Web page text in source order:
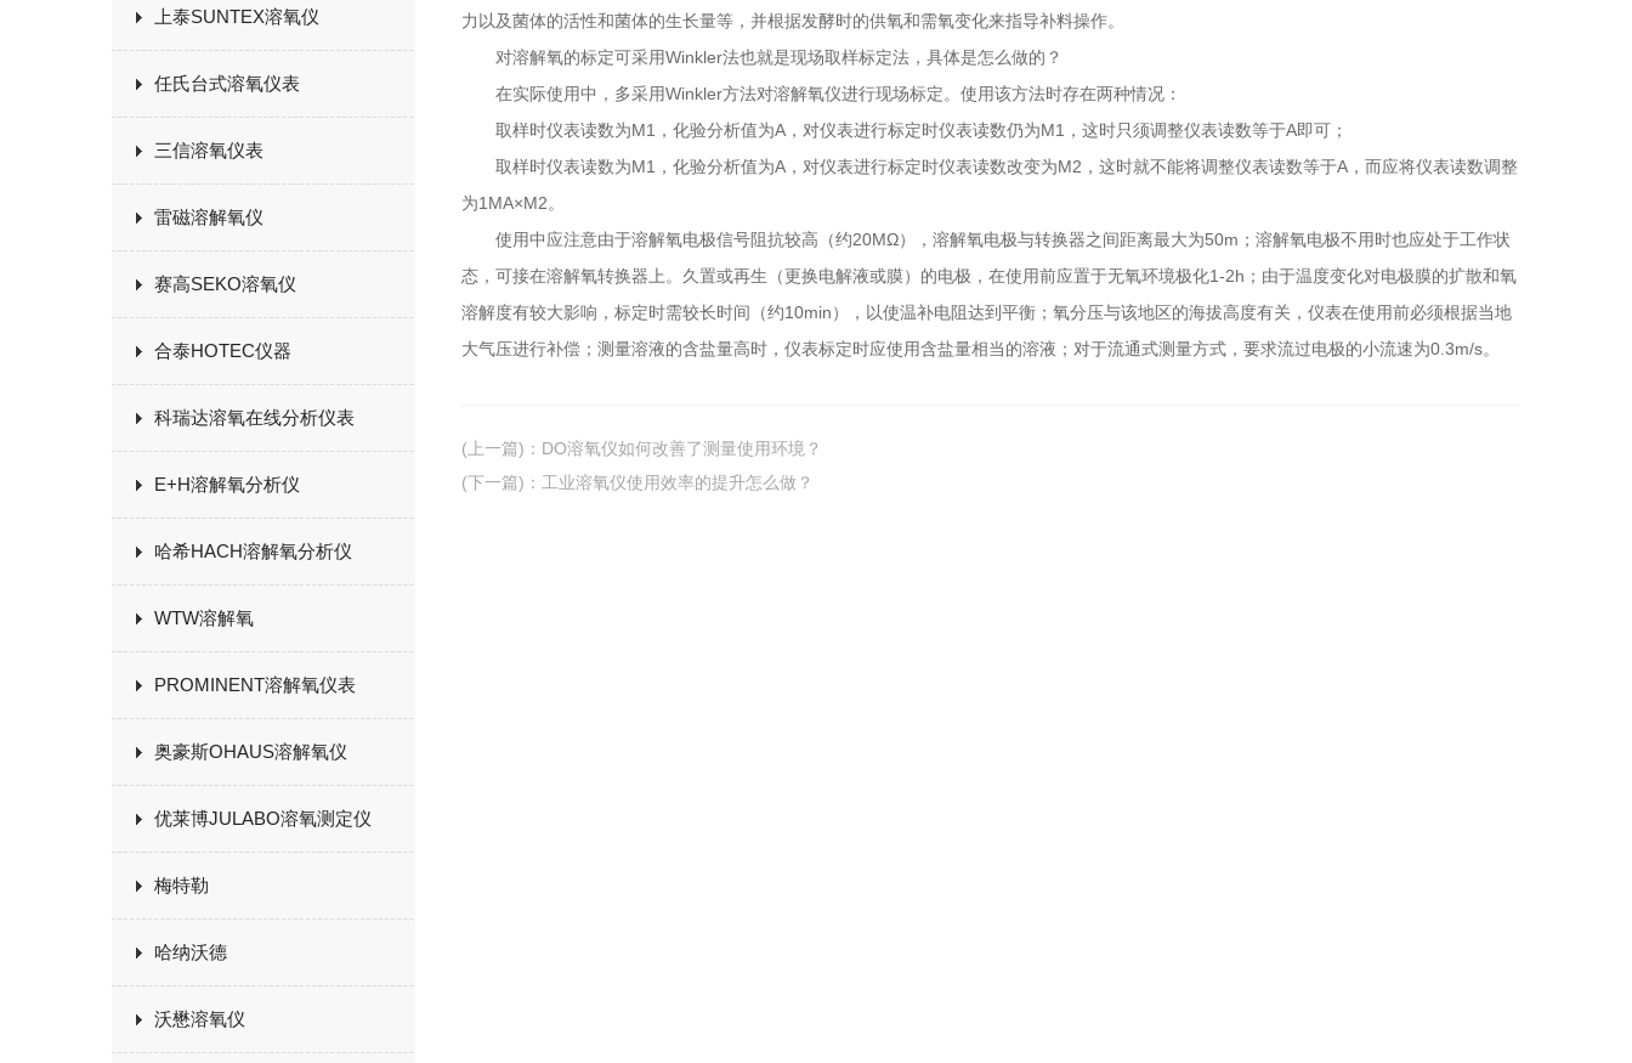
上泰SUNTEX溶氧仪
任氏台式溶氧仪表
三信溶氧仪表
雷磁溶解氧仪
赛高SEKO溶氧仪
合泰HOTEC仪器
科瑞达溶氧在线分析仪表
E+H溶解氧分析仪
哈希HACH溶解氧分析仪
WTW溶解氧
PROMINENT溶解氧仪表
奥豪斯OHAUS溶解氧仪
优莱博JULABO溶氧测定仪
梅特勒
哈纳沃德
沃懋溶氧仪
力以及菌体的活性和菌体的生长量等，并根据发酵时的供氧和需氧变化来指导补料操作。
对溶解氧的标定可采用Winkler法也就是现场取样标定法，具体是怎么做的？
在实际使用中，多采用Winkler方法对溶解氧仪进行现场标定。使用该方法时存在两种情况：
取样时仪表读数为M1，化验分析值为A，对仪表进行标定时仪表读数仍为M1，这时只须调整仪表读数等于A即可；
取样时仪表读数为M1，化验分析值为A，对仪表进行标定时仪表读数改变为M2，这时就不能将调整仪表读数等于A，而应将仪表读数调整
为1MA×M2。
使用中应注意由于溶解氧电极信号阻抗较高（约20MΩ），溶解氧电极与转换器之间距离最大为50m；溶解氧电极不用时也应处于工作状
态，可接在溶解氧转换器上。久置或再生（更换电解液或膜）的电极，在使用前应置于无氧环境极化1-2h；由于温度变化对电极膜的扩散和氧
溶解度有较大影响，标定时需较长时间（约10min），以使温补电阻达到平衡；氧分压与该地区的海拔高度有关，仪表在使用前必须根据当地
大气压进行补偿；测量溶液的含盐量高时，仪表标定时应使用含盐量相当的溶液；对于流通式测量方式，要求流过电极的小流速为0.3m/s。
(上一篇) ： DO溶氧仪如何改善了测量使用环境？
(下一篇) ： 工业溶氧仪使用效率的提升怎么做？